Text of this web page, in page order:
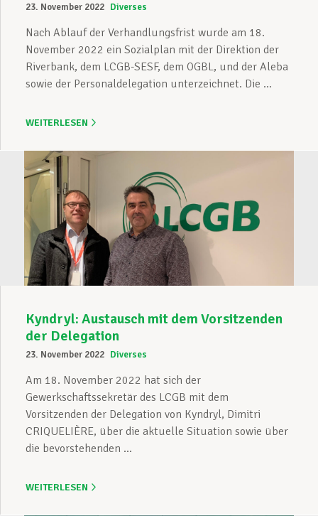
23. November 2022 Diverses
Nach Ablauf der Verhandlungsfrist wurde am 18.
November 2022 ein Sozialplan mit der Direktion der
Riverbank, dem LCGB-SESF, dem OGBL, und der Aleba
sowie der Personaldelegation unterzeichnet. Die ...
WEITERLESEN
Kyndryl: Austausch mit dem Vorsitzenden
der Delegation
23. November 2022 Diverses
Am 18. November 2022 hat sich der
Gewerkschaftssekretär des LCGB mit dem
Vorsitzenden der Delegation von Kyndryl, Dimitri
CRIQUELIÈRE, über die aktuelle Situation sowie über
die bevorstehenden ...
WEITERLESEN